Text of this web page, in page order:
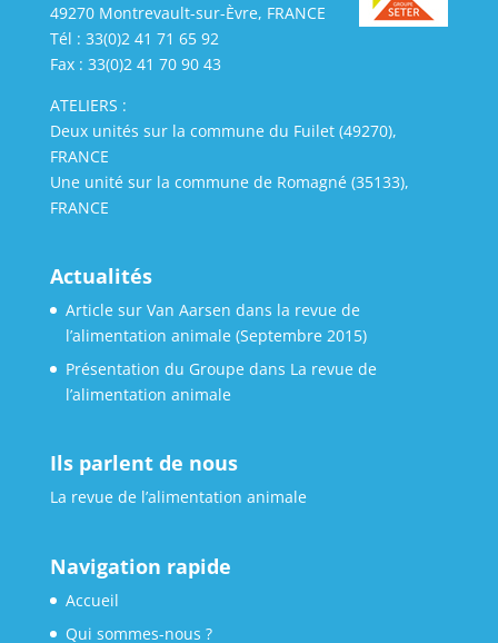
49270 Montrevault-sur-Èvre, FRANCE
Tél : 33(0)2 41 71 65 92
Fax : 33(0)2 41 70 90 43
ATELIERS :
Deux unités sur la commune du Fuilet (49270),
FRANCE
Une unité sur la commune de Romagné (35133),
FRANCE
Actualités
Article sur Van Aarsen dans la revue de
l’alimentation animale (Septembre 2015)
Présentation du Groupe dans La revue de
l’alimentation animale
Ils parlent de nous
La revue de l’alimentation animale
Navigation rapide
Accueil
Qui sommes-nous ?